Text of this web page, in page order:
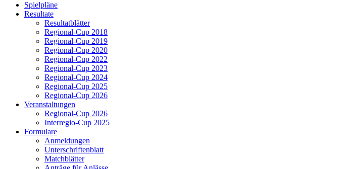
Spielpläne
Resultate
Resultatblätter
Regional-Cup 2018
Regional-Cup 2019
Regional-Cup 2020
Regional-Cup 2022
Regional-Cup 2023
Regional-Cup 2024
Regional-Cup 2025
Regional-Cup 2026
Veranstaltungen
Regional-Cup 2026
Interregio-Cup 2025
Formulare
Anmeldungen
Unterschriftenblatt
Matchblätter